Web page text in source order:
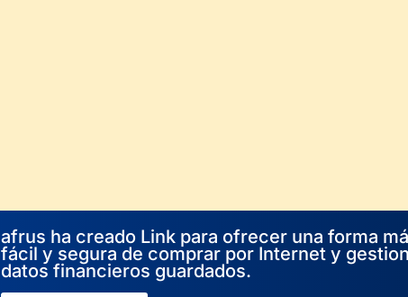
afrus ha creado Link para ofrecer una forma
fácil y segura de comprar por Internet y
datos financieros guardados.